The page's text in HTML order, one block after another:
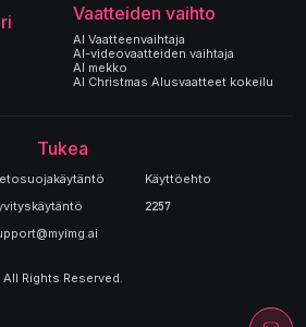
Vaatteiden vaihto
AI Vaatteenvaihtaja
AI-videovaatteiden vaihtaja
AI mekko
AI Christmas Alusvaatteet kokeilu
Tukea
Käyttöehto
2257
Rights Reserved.